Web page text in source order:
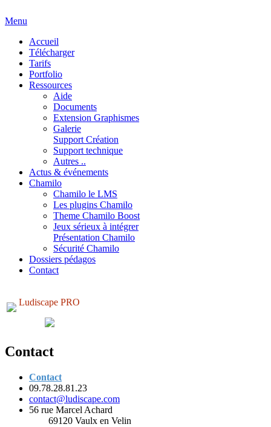
Menu
Accueil
Télécharger
Tarifs
Portfolio
Ressources
Aide
Documents
Extension Graphismes
Galerie
Support Création
Support technique
Autres ..
Actus & événements
Chamilo
Chamilo le LMS
Les plugins Chamilo
Theme Chamilo Boost
Jeux sérieux à intégrer
Présentation Chamilo
Sécurité Chamilo
Dossiers pédagos
Contact
Ludiscape PRO
Contact
Contact
09.78.28.81.23
contact@ludiscape.com
56 rue Marcel Achard
69120 Vaulx en Velin